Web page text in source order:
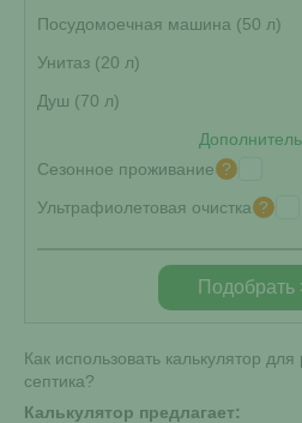
Посудомоечная машина (50 л)
Унитаз (20 л)
Душ (70 л)
Сезонное проживание ?
Ультрафиолетовая очистка ?
Подобрать
Как использовать калькулятор
септика?
Калькулятор предлагает: